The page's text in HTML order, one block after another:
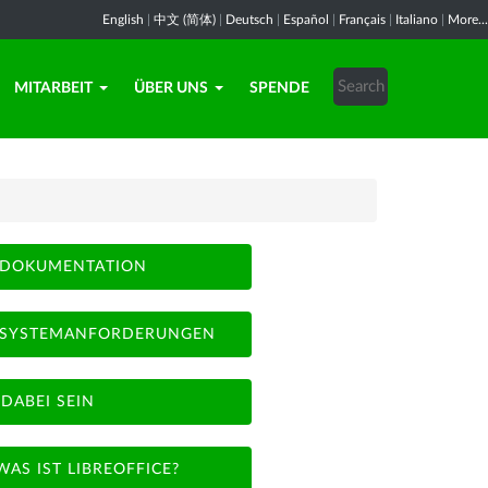
English 中文 (简体) Deutsch Español Français Italiano More...
MITARBEIT ÜBER UNS SPENDE
DOKUMENTATION
SYSTEMANFORDERUNGEN
DABEI SEIN
IST LIBREOFFICE?